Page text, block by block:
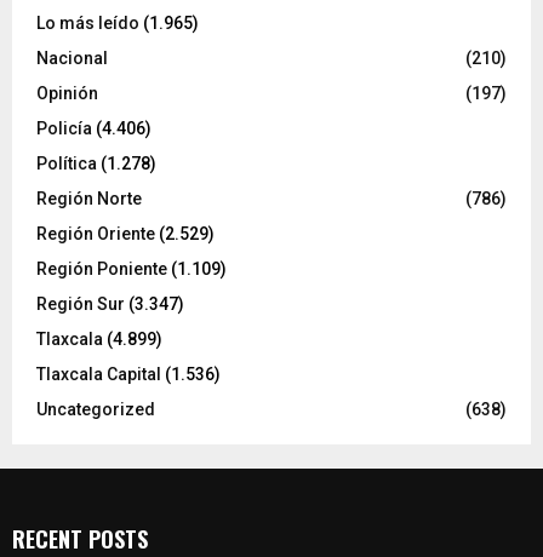
Lo más leído (1.965)
Nacional
(210)
Opinión
(197)
Policía (4.406)
Política (1.278)
Región Norte
(786)
Región Oriente (2.529)
Región Poniente (1.109)
Región Sur (3.347)
Tlaxcala (4.899)
Tlaxcala Capital (1.536)
Uncategorized
(638)
RECENT POSTS